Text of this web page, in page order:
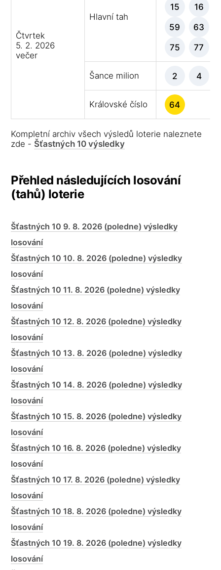
Čtvrtek
5. 2. 2026
večer
Hlavní tah
15 16
59 63
75 77
Šance milion 2 4
Královské číslo 64
Kompletní archiv všech výsledů loterie naleznete
zde - Šťastných 10 výsledky
Přehled následujících losování
(tahů) loterie
Šťastných 10 9. 8. 2026 (poledne) výsledky
losování
Šťastných 10 10. 8. 2026 (poledne) výsledky
losování
Šťastných 10 11. 8. 2026 (poledne) výsledky
losování
Šťastných 10 12. 8. 2026 (poledne) výsledky
losování
Šťastných 10 13. 8. 2026 (poledne) výsledky
losování
Šťastných 10 14. 8. 2026 (poledne) výsledky
losování
Šťastných 10 15. 8. 2026 (poledne) výsledky
losování
Šťastných 10 16. 8. 2026 (poledne) výsledky
losování
Šťastných 10 17. 8. 2026 (poledne) výsledky
losování
Šťastných 10 18. 8. 2026 (poledne) výsledky
losování
Šťastných 10 19. 8. 2026 (poledne) výsledky
losování